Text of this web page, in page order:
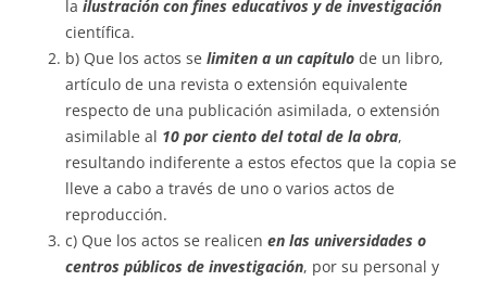
la ilustración con fines educativos y de investigación
científica.
b) Que los actos se limiten a un capítulo de un libro,
artículo de una revista o extensión equivalente
respecto de una publicación asimilada, o extensión
asimilable al 10 por ciento del total de la obra,
resultando indiferente a estos efectos que la copia se
lleve a cabo a través de uno o varios actos de
reproducción.
c) Que los actos se realicen en las universidades o
centros públicos de investigación, por su personal y